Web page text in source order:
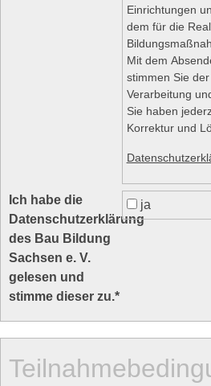
Einrichtungen
dem für die
Mit dem
stimmen Sie
Verarbeitung
Sie haben
Korrektur und
Ich habe die
Datenschutzerklärung
des Bau Bildung
Sachsen e. V.
gelesen und
stimme dieser zu.*
ja